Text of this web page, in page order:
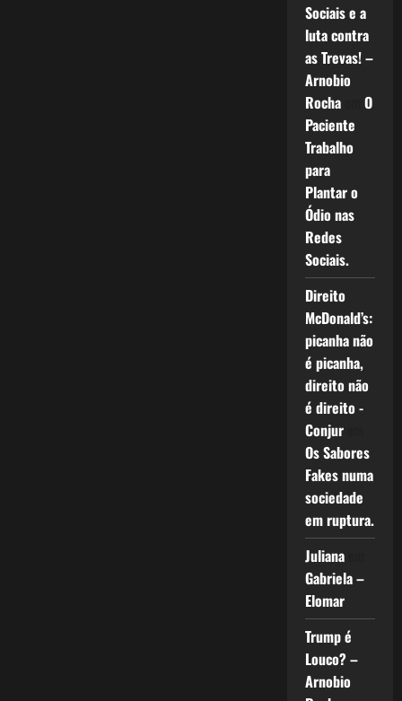
Sociais e a
luta contra
as Trevas! –
Arnobio
Rochaem O
Paciente
Trabalho
para
Plantar o
Ódio nas
Redes
Sociais.
Direito
McDonald’s:
picanha não
é picanha,
direito não
é direito -
Conjurem
Os Sabores
Fakes numa
sociedade
em ruptura.
Julianaem
Gabriela –
Elomar
Trump é
Louco? –
Arnobio